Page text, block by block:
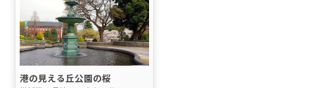
港の見える丘公園の桜